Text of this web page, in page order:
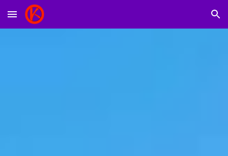
Skip to main content Skip to navigation